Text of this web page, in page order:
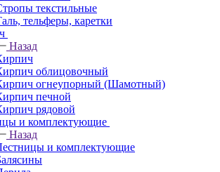
текстильные
тельферы, каретки
Назад
облицовочный
огнеупорный (Шамотный)
печной
рядовой
и комплектующие
Назад
и комплектующие